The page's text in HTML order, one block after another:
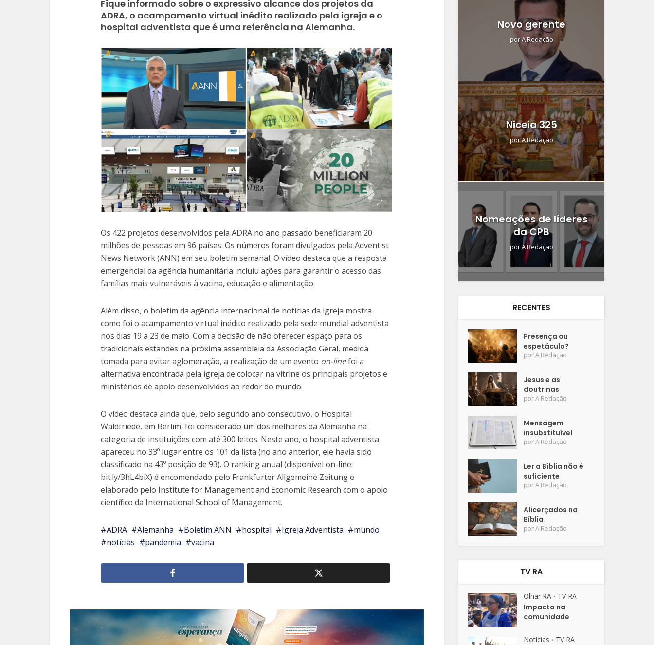
Fique informado sobre o expressivo alcance dos projetos da
ADRA, o acampamento virtual inédito realizado pela igreja e o
hospital adventista que é uma referência na Alemanha.
Os 422 projetos desenvolvidos pela ADRA no ano passado beneficiaram 20
milhões de pessoas em 96 países. Os números foram divulgados pela Adventist
News Network (ANN) em seu boletim semanal. O vídeo destaca que a resposta
emergencial da agência humanitária incluiu ações para garantir o acesso das
famílias mais vulneráveis à vacina, educação e alimentação.
Além disso, o boletim da agência internacional de notícias da igreja mostra
como foi o acampamento virtual inédito realizado pela sede mundial adventista
nos dias 19 a 23 de maio. Com a decisão de não oferecer espaço para os
tradicionais estandes na próxima assembleia da Associação Geral, medida
tomada para evitar aglomeração, a realização de um evento on-linefoi a
alternativa encontrada pela igreja de colocar na vitrine os principais projetos e
ministérios de apoio desenvolvidos ao redor do mundo.
O vídeo destaca ainda que, pelo segundo ano consecutivo, o Hospital
Waldfriede, em Berlim, foi considerado um dos melhores da Alemanha na
categoria de instituições com até 300 leitos. Neste ano, o hospital adventista
apareceu no 33º lugar entre os 101 da lista (no ano anterior, ele havia sido
classificado na 43º posição de 93). O ranking anual (disponível on-line:
bit.ly/3hL4biX) é encomendado pelo Frankfurter Allgemeine Zeitung e
elaborado pelo Institute for Management and Economic Research com o apoio
científico da International School of Management.
ADRA Alemanha Boletim ANN hospital Igreja Adventista
mundo
notícias
pandemia vacina
Novo gerente
porA Redação
Niceia 325
porA Redação
Nomeações de líderes
da CPB
porA Redação
RECENTES
Presença ou
espetáculo?
porA Redação
Jesus e as
doutrinas
porA Redação
Mensagem
insubstituível
porA Redação
Ler a Bíblia não é
suficiente
porA Redação
Alicerçados na
Bíblia
porA Redação
TV RA
Olhar RA • TV RA
Impacto na
comunidade
Notícias • TV RA